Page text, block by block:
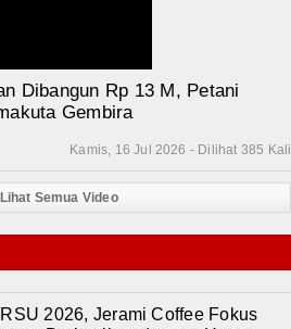
Dibangun Rp 13 M, Petani
Gembira
Kamis, 16 Jul 2026 - Dilihat 385 Kali
Lihat Semua Video
2026, Jerami Coffee Fokus